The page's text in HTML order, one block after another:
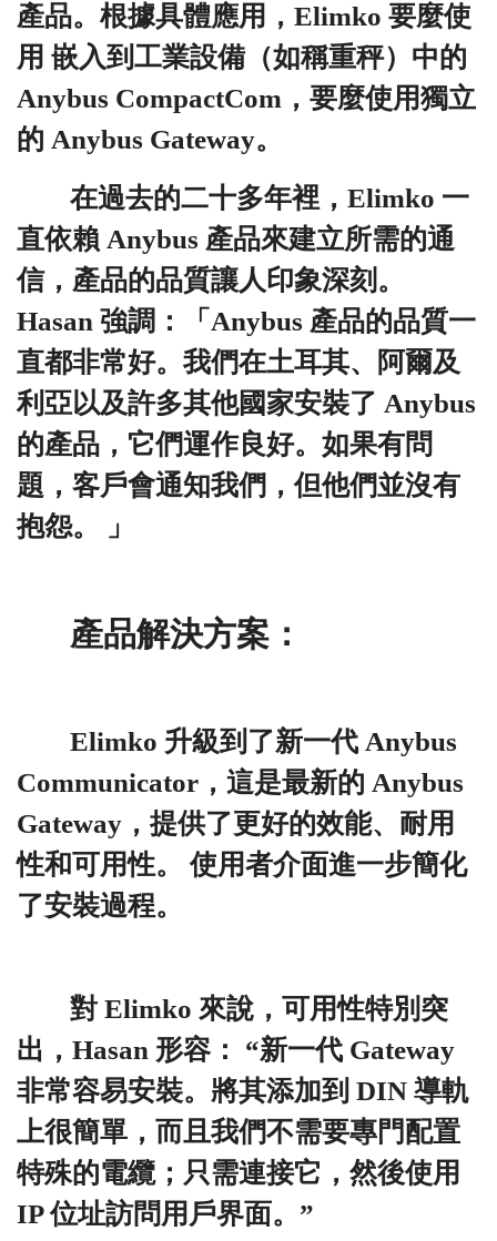
產品。根據具體應用，Elimko 要麼使
用 嵌入到工業設備（如稱重秤）中的
Anybus CompactCom，要麼使用獨立
的 Anybus Gateway。
在過去的二十多年裡，Elimko 一
直依賴 Anybus 產品來建立所需的通
信，產品的品質讓人印象深刻。
Hasan 強調：「Anybus 產品的品質一
直都非常好。我們在土耳其、阿爾及
利亞以及許多其他國家安裝了 Anybus
的產品，它們運作良好。如果有問
題，客戶會通知我們，但他們並沒有
抱怨。 」
產品解決方案：
Elimko 升級到了新一代 Anybus
Communicator，這是最新的 Anybus
Gateway，提供了更好的效能、耐用
性和可用性。 使用者介面進一步簡化
了安裝過程。
對 Elimko 來說，可用性特別突
出，Hasan 形容： “新一代 Gateway
非常容易安裝。將其添加到 DIN 導軌
上很簡單，而且我們不需要專門配置
特殊的電纜；只需連接它，然後使用
IP 位址訪問用戶界面。”